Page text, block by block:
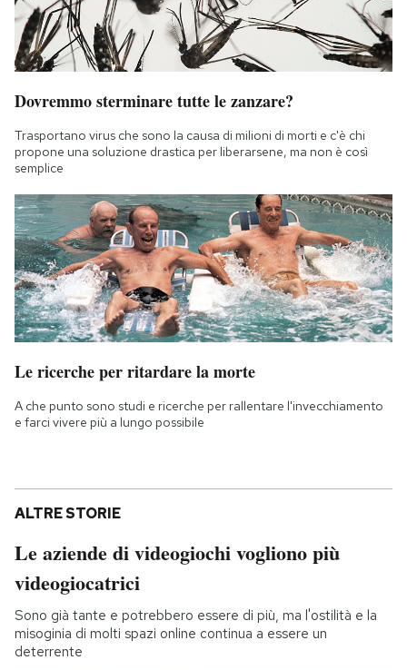
Dovremmo sterminare tutte le zanzare?
Trasportano virus che sono la causa di milioni di morti e c'è chi
propone una soluzione drastica per liberarsene, ma non è così
semplice
Le ricerche per ritardare la morte
A che punto sono studi e ricerche per rallentare l'invecchiamento
e farci vivere più a lungo possibile
ALTRE STORIE
Le aziende di videogiochi vogliono più
videogiocatrici
Sono già tante e potrebbero essere di più, ma l'ostilità e la
misoginia di molti spazi online continua a essere un
deterrente